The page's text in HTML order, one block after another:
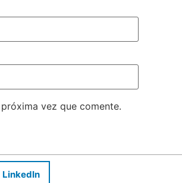
vez que comente.
LinkedIn